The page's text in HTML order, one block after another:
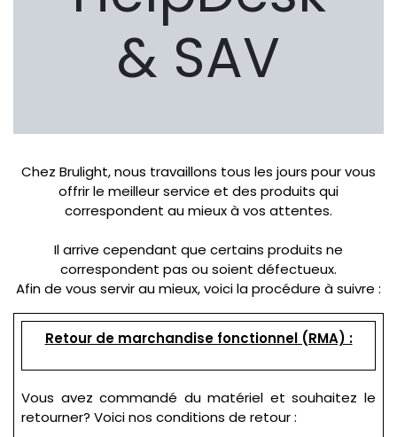
& SAV
Chez Brulight, nous travaillons tous les jours pour vous
offrir le meilleur service et des produits qui
correspondent au mieux à vos attentes.
Il arrive cependant que certains produits ne
correspondent pas ou soient défectueux.
Afin de vous servir au mieux, voici la procédure à suivre :
Retour de marchandise fonctionnel (RMA) :
Vous avez commandé du matériel et souhaitez le
retourner? Voici nos conditions de retour :